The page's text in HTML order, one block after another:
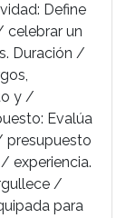
Define
celebrar un
Duración /
y /
Evalúa
presupuesto
experiencia.
/
para